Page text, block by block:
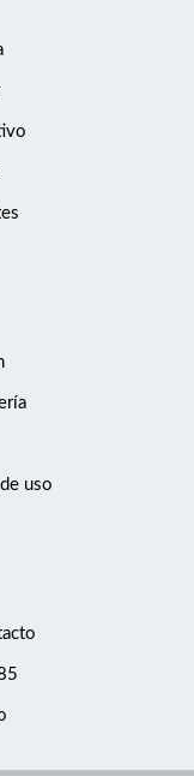
uso